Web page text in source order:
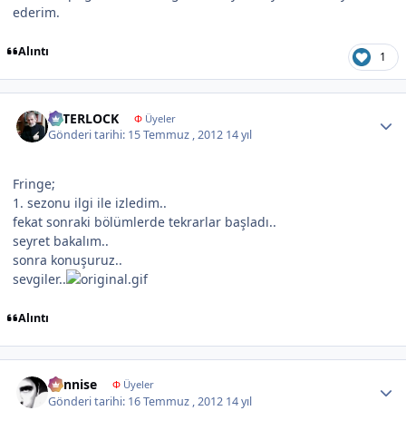
ederim.
Alıntı 1
İNTERLOCK ΦÜyeler
Gönderi tarihi: 15 Temmuz , 2012 14 yıl
Fringe;
1. sezonu ilgi ile izledim..
fekat sonraki bölümlerde tekrarlar başladı..
seyret bakalım..
sonra konuşuruz..
sevgiler..
Alıntı
dennise ΦÜyeler
Gönderi tarihi: 16 Temmuz , 2012 14 yıl